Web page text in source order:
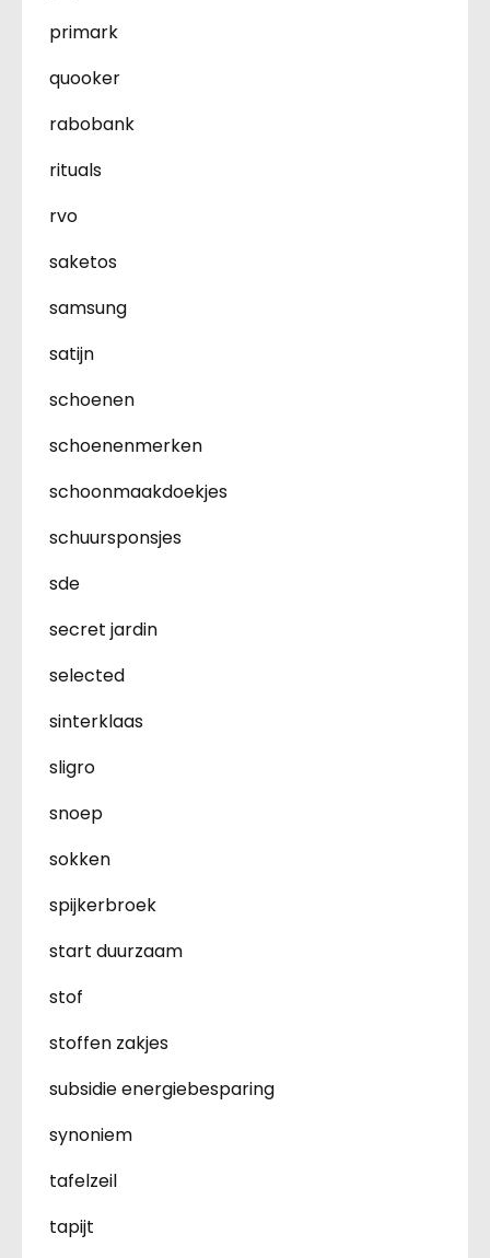
primark
quooker
rabobank
rituals
rvo
saketos
samsung
satijn
schoenen
schoenenmerken
schoonmaakdoekjes
schuursponsjes
sde
secret jardin
selected
sinterklaas
sligro
snoep
sokken
spijkerbroek
start duurzaam
stof
stoffen zakjes
subsidie energiebesparing
synoniem
tafelzeil
tapijt